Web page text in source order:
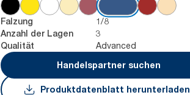
Falzung 1/8
Anzahl der Lagen 3
Qualität
Advanced
Handelspartner suchen
Produktdatenblatt herunterladen